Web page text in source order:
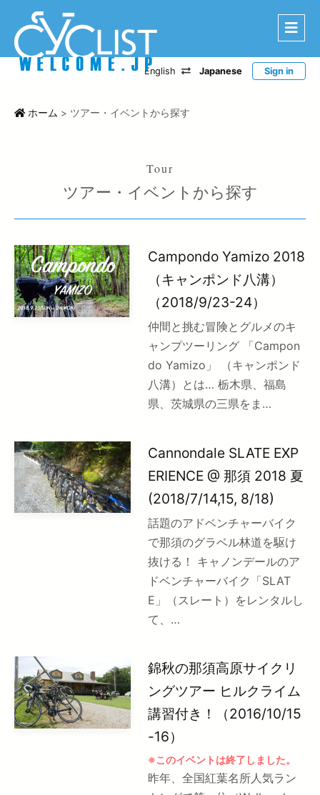
登録宿泊施設
宿泊レポート
ツアー・イベントから探す
CWC
お問い合わせ
English Japanese Sign in
ホーム > ツアー・イベントから探す
ツアー・イベントから探す
Campondo Yamizo 2018
（キャンポンド八溝）
（2018/9/23-24）
仲間と挑む冒険とグルメのキ
ャンプツーリング 「Campon
do Yamizo」 （キャンポンド
八溝）とは… 栃木県、福島
県、茨城県の三県をま…
Cannondale SLATE EXP
ERIENCE @ 那須 2018 夏
(2018/7/14,15, 8/18)
話題のアドベンチャーバイク
で那須のグラベル林道を駆け
抜ける！ キャノンデールのア
ドベンチャーバイク「SLAT
E」（スレート）をレンタルし
て、…
錦秋の那須高原サイクリ
ングツアー ヒルクライム
講習付き！（2016/10/15
-16）
※このイベントは終了しました。
昨年、全国紅葉名所人気ラン